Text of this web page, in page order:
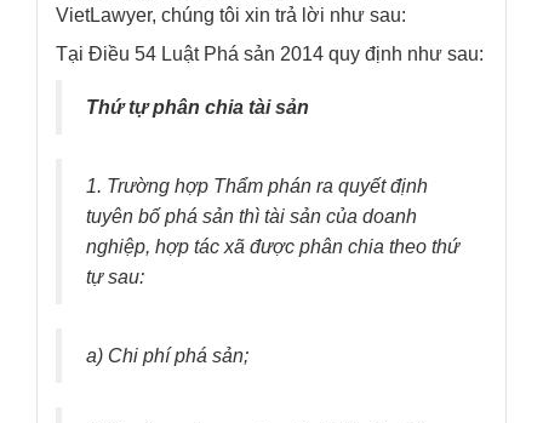
VietLawyer, chúng tôi xin trả lời như sau:
Tại Điều 54 Luật Phá sản 2014 quy định như sau:
Thứ tự phân chia tài sản
1. Trường hợp Thẩm phán ra quyết định
tuyên bố phá sản thì tài sản của doanh
nghiệp, hợp tác xã được phân chia theo thứ
tự sau:
a) Chi phí phá sản;